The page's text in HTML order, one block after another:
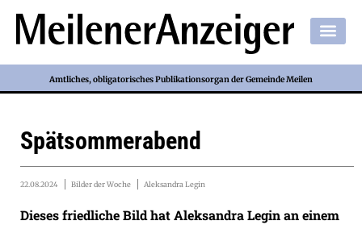
Amtliches, obligatorisches Publikationsorgan der Gemeinde Meilen
Spätsommerabend
22.08.2024 Bilder der Woche Aleksandra Legin
Dieses friedliche Bild hat Aleksandra Legin an einem